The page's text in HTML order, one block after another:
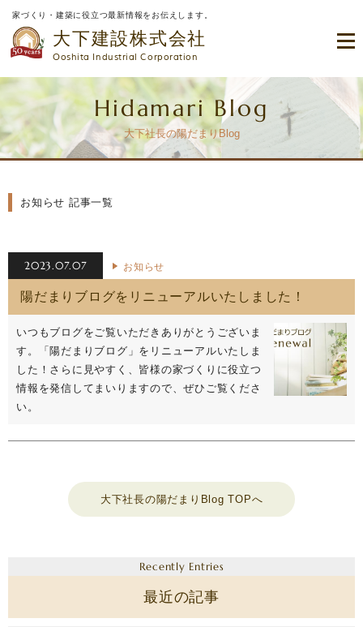
家づくり・建築に役立つ最新情報をお伝えします。
大下建設株式会社
Ooshita Industrial Corporation
Hidamari Blog
大下社長の陽だまりBlog
お知らせ 記事一覧
2023.07.07 お知らせ
陽だまりブログをリニューアルいたしました！
いつもブログをご覧いただきありがとうございま
す。「陽だまりブログ」をリニューアルいたしま
した！さらに見やすく、皆様の家づくりに役立つ
情報を発信してまいりますので、ぜひご覧くださ
い。
大下社長の陽だまりBlog TOPへ
Recently Entries
最近の記事